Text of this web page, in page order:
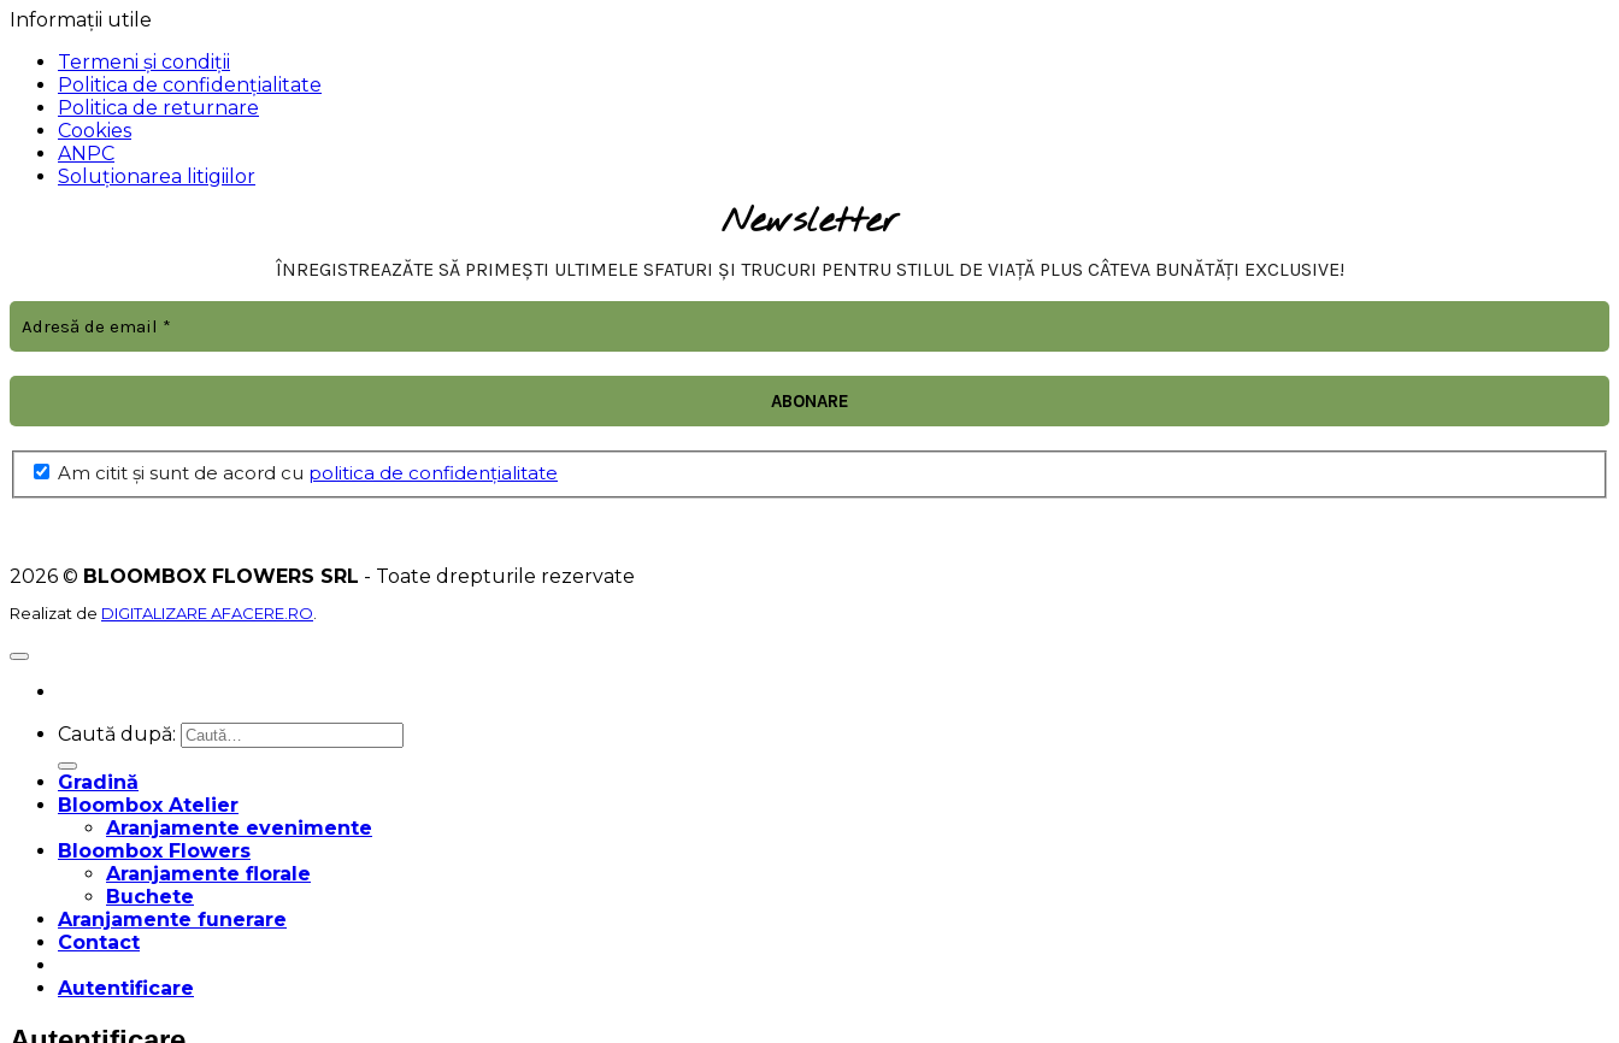
Informații utile
Termeni și condiții
Politica de confidențialitate
Politica de returnare
Cookies
ANPC
Soluționarea litigiilor
Newsletter
ÎNREGISTREAZĂTE SĂ PRIMEȘTI ULTIMELE SFATURI ȘI TRUCURI PENTRU STILUL DE VIAȚĂ PLUS CÂTEVA BUNĂTĂȚI EXCLUSIVE!
Am citit şi sunt de acord cu politica de confidențialitate
2026 © BLOOMBOX FLOWERS SRL - Toate drepturile rezervate
Realizat de DIGITALIZARE AFACERE.RO
Caută după:
Gradină
Bloombox Atelier
Aranjamente evenimente
Bloombox Flowers
Aranjamente florale
Buchete
Aranjamente funerare
Contact
Autentificare